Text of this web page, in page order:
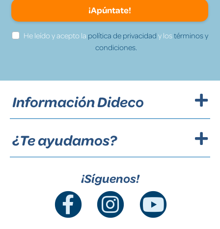
¡Apúntate!
He leído y acepto la política de privacidad y lostérminos y
condiciones.
Información Dideco
¿Te ayudamos?
¡Síguenos!